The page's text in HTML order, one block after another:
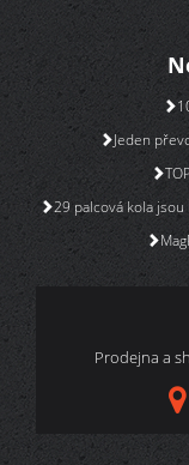
Jeden
29 palcová kola
Prodejna a